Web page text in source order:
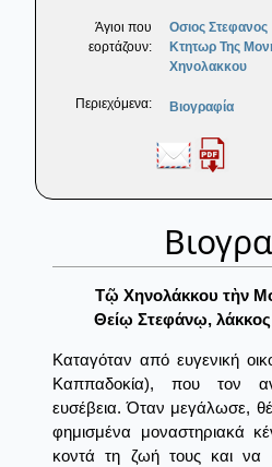
Άγιοι που
εορτάζουν:
Οσιος Στεφανος
Κτητωρ Της
Χηνολακκου
Περιεχόμενα: Βιογραφία
Τῷ Χηνολάκκου τὴν
Θείῳ Στεφάνῳ,
Καταγόταν από ευγενική
Καππαδοκία), που τον
ευσέβεια. Όταν μεγάλωσε,
φημισμένα μοναστηριακά
κοντά τη ζωή τους και να